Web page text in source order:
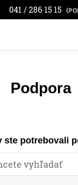
041 / 286 15 15
Podpora
ste potrebovali